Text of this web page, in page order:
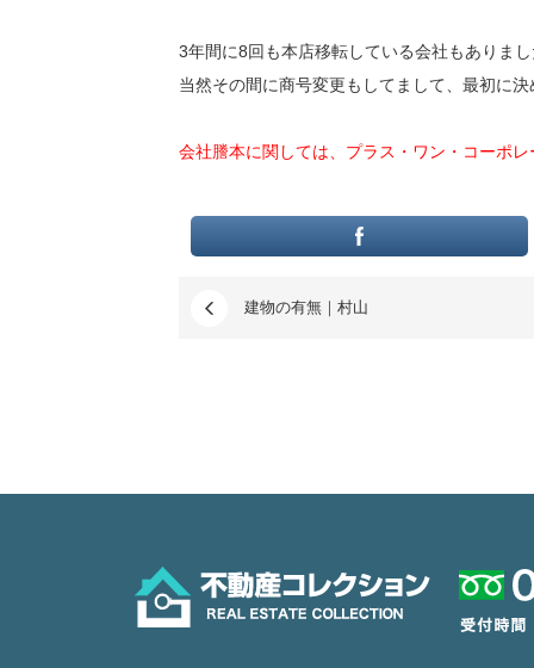
3年間に8回も本店移転している会社もありま
当然その間に商号変更もしてまして、最初に
会社謄本に関しては、プラス・ワン・コーポ
建物の有無｜村山